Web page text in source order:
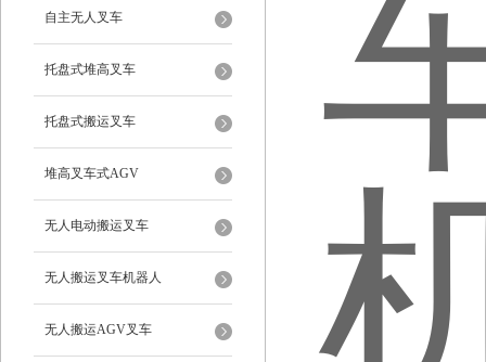
自主无人叉车
托盘式堆高叉车
托盘式搬运叉车
堆高叉车式AGV
无人电动搬运叉车
无人搬运叉车机器人
无人搬运AGV叉车